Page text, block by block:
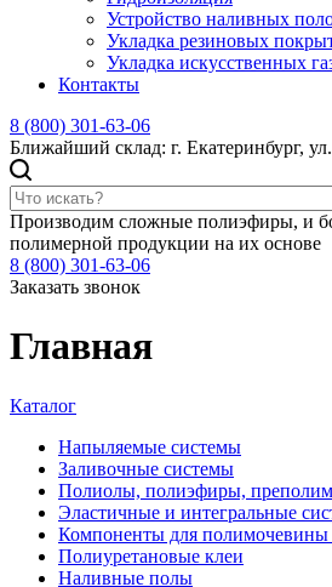
Устройство наливных
Укладка резиновых
Укладка искусственных
Контакты
8 (800) 301-63-06
Ближайший склад: г. Екатеринбург,
Производим сложные полиэфиры, и
полимерной продукции на их основе
8 (800) 301-63-06
Заказать звонок
Главная
Каталог
Напыляемые системы
Заливочные системы
Полиолы, полиэфиры,
Эластичные и интегральные
Компоненты для
Полиуретановые клеи
Наливные полы